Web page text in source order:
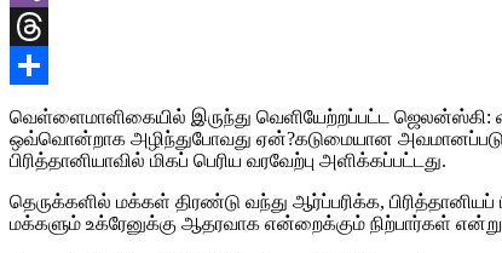
Viber
Threads
Share
வெள்ளைமாளிகையில் இருந்து வெளியேற்றப்பட்ட ஜெலன்ஸ்கி:
ஒவ்வொன்றாக அழிந்துபோவது ஏன்?கடுமையான
பிரித்தானியாவில் மிகப் பெரிய வரவேற்பு அளிக்கப்பட்டது.
தெருக்களில் மக்கள் திரண்டு வந்து ஆர்ப்பரிக்க,
மக்களும் உக்ரேனுக்கு ஆதரவாக என்றைக்கும் நிற்பார்கள்